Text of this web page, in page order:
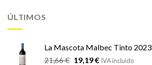
ÚLTIMOS
La Mascota Malbec Tinto 2023
21,66€ El
19,19€ElIVA incluido